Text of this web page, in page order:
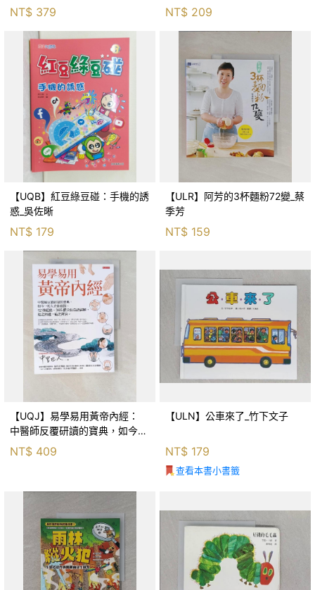
NT$ 379
胡妙芬
NT$ 209
【UQB】紅豆綠豆碰：手機的誘
惑_吳佐晰
NT$ 179
【ULR】阿芳的3杯麵粉72變_蔡
季芳
NT$ 159
【UQJ】易學易用黃帝內經：
中醫師反覆研讀的寶典，如今一
般人也能實踐。12條經絡、365
個穴位白話詳解，經之所過，病
NT$ 409
【ULN】公車來了_竹下文子
NT$ 179
查看本書小書籤